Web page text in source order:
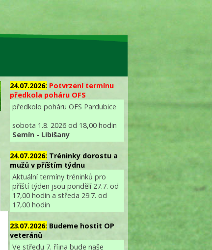
24.07.2026: Potvrzení termínu
předkola poháru OFS
předkolo poháru OFS Pardubice
sobota 1.8. 2026 od 18,00 hodin
Semín - Libišany
24.07.2026: Tréninky dorostu a
mužů v příštím týdnu
Aktuální termíny tréninků pro
příští týden jsou pondělí 27.7. od
17,00 hodin a středa 29.7. od
17,00 hodin
23.07.2026: Budeme hostit OP
veteránů
Ve středu 7. října bude naše